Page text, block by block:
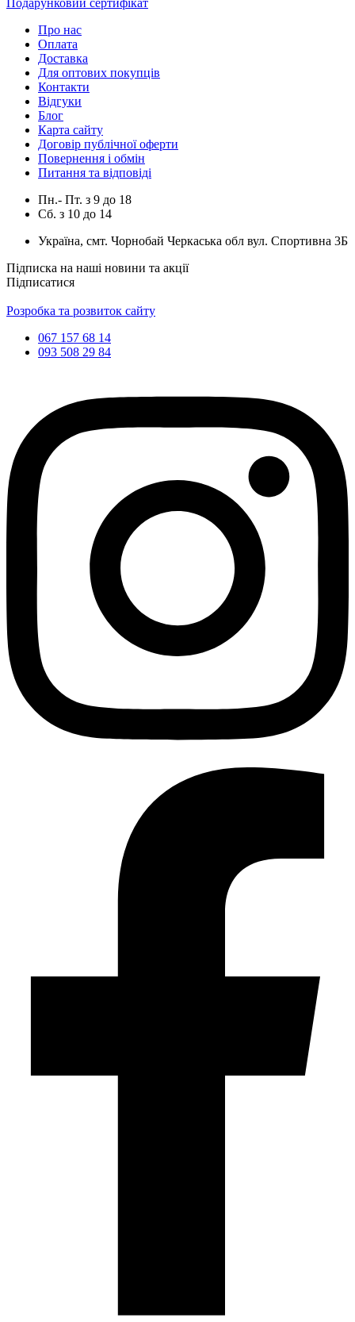
Подарунковий сертифікат
Про нас
Оплата
Доставка
Для оптових покупців
Контакти
Відгуки
Блог
Карта сайту
Договір публічної оферти
Повернення і обмін
Питання та відповіді
Пн.- Пт. з 9 до 18
Сб. з 10 до 14
Україна, смт. Чорнобай Черкаська обл вул. Спортивна 3Б
Підписка на наші новини та акції
Підписатися
Розробка та розвиток сайту
067 157 68 14
093 508 29 84